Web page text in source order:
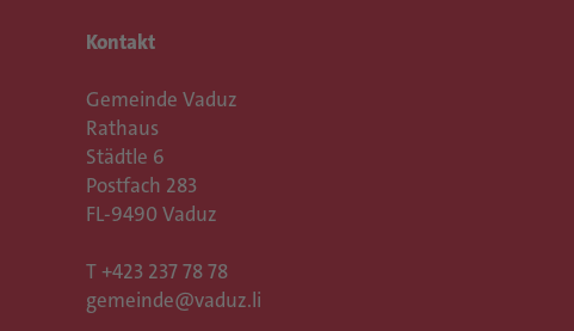
Kontakt
Gemeinde Vaduz
Rathaus
Städtle 6
Postfach 283
FL-9490 Vaduz
T +423 237 78 78
gemeinde@vaduz.li